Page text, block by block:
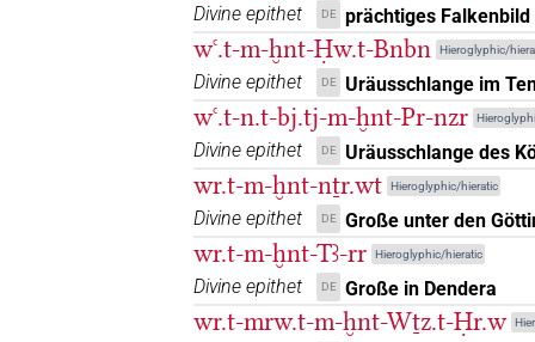
𓅓𔍻𓈖𓏏𓏭 | 2× PREP(infl. unedited) (1,2
𓅓𔍼𓈖𓏏𓂊𓉐 | 1× PREP(infl.
𓅓𔍾𓈖𓏏 | 1× PREP ( 1
𓆭𓃿 | 1× PREP ( 1)
𓈖𓃿𓏏 | 1× PREP (1)
𓈖𓏅𓈖𓏏 | 1× PREP (1 )
Divine epithet DE prächtiges
wꜥ.t-m-ḫnt-Ḥw.t-Bnbn Hieroglyphic/
Divine epithet DE Uräusschlange im
wꜥ.t-n.t-bj.tj-m-ḫnt-Pr-nzr
Divine epithet DE Uräusschlange des
wr.t-m-ḫnt-nṯr.wt Hieroglyphic/hieratic
Divine epithet DE Große unter den
wr.t-m-ḫnt-Tꜣ-rr Hieroglyphic/hieratic
Divine epithet DE Große in Dendera
wr.t-mrw.t-m-ḫnt-Wṯz.t-Ḥr.w